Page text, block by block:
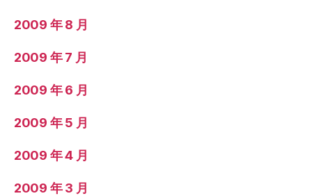
2009 年 8 月
2009 年 7 月
2009 年 6 月
2009 年 5 月
2009 年 4 月
2009 年 3 月